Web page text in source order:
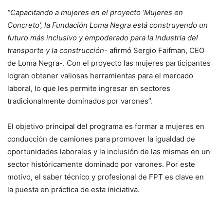
“Capacitando a mujeres en el proyecto ‘Mujeres en
Concreto’, la Fundación Loma Negra está construyendo un
futuro más inclusivo y empoderado para la industria del
transporte y la construcción- afirmó Sergio Faifman, CEO
de Loma Negra-. Con el proyecto las mujeres participantes
logran obtener valiosas herramientas para el mercado
laboral, lo que les permite ingresar en sectores
tradicionalmente dominados por varones”.
El objetivo principal del programa es formar a mujeres en
conducción de camiones para promover la igualdad de
oportunidades laborales y la inclusión de las mismas en un
sector históricamente dominado por varones. Por este
motivo, el saber técnico y profesional de FPT es clave en
la puesta en práctica de esta iniciativa.